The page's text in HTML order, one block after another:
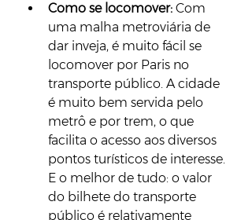
Como se locomover: Com
uma malha metroviária de
dar inveja, é muito fácil se
locomover por Paris no
transporte público. A cidade
é muito bem servida pelo
metrô e por trem, o que
facilita o acesso aos diversos
pontos turísticos de interesse.
E o melhor de tudo: o valor
do bilhete do transporte
público é relativamente